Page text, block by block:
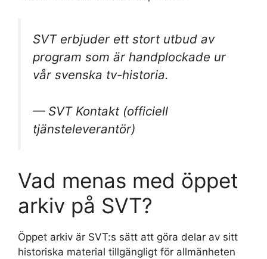
SVT erbjuder ett stort utbud av
program som är handplockade ur
vår svenska tv-historia.
— SVT Kontakt (officiell
tjänsteleverantör)
Vad menas med öppet
arkiv på SVT?
Öppet arkiv är SVT:s sätt att göra delar av sitt
historiska material tillgängligt för allmänheten